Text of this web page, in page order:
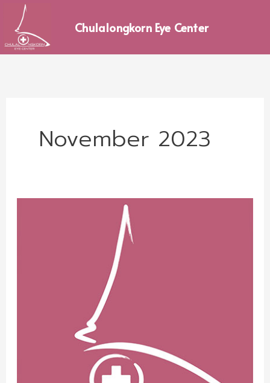
content
Chulalongkorn Eye Center
November 2023